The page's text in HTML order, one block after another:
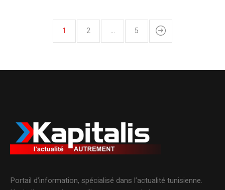
1 2 … 5
Portail d’information, spécialisé dans l’actualité tunisienne.